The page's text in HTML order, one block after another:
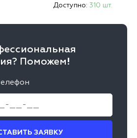
Доступно: 310 шт.
Поможем!
ЗАЯВКУ